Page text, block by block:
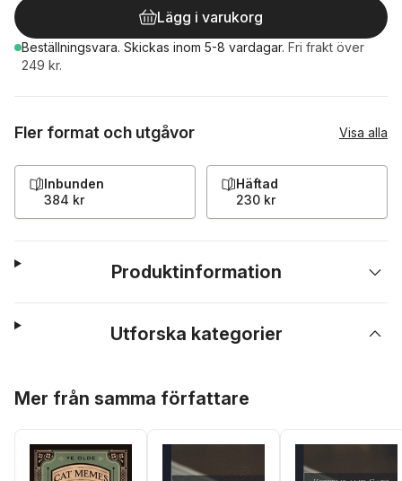
Lägg i varukorg
Beställningsvara. Skickas inom 5-8 vardagar. Fri frakt över
249 kr.
Fler format och utgåvor Visa alla
Inbunden
384 kr
Häftad
230 kr
Produktinformation
Utforska kategorier
Mer från samma författare